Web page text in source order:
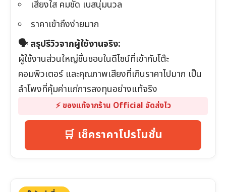
เสียงใส คมชัด เบสนุ่มนวล
ราคาเข้าถึงง่ายมาก
🗣️ สรุปรีวิวจากผู้ใช้งานจริง:
ผู้ใช้งานส่วนใหญ่ชื่นชอบในดีไซน์ที่เข้ากับโต๊ะ
คอมพิวเตอร์ และคุณภาพเสียงที่เกินราคาไปมาก เป็น
ลำโพงที่คุ้มค่าแก่การลงทุนอย่างแท้จริง
⚡️ ของแท้จากร้าน Official จัดส่งไว
🛒 เช็คราคาโปรโมชั่น